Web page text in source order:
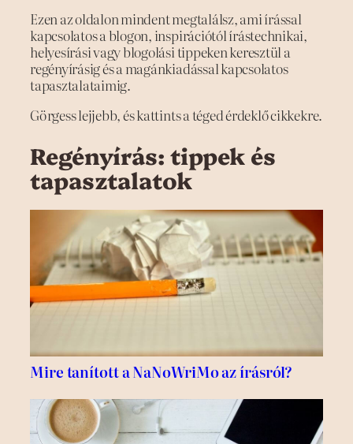
Ezen az oldalon mindent megtalálsz, ami írással
kapcsolatos a blogon, inspirációtól írástechnikai,
helyesírási vagy blogolási tippeken keresztül a
regényírásig és a magánkiadással kapcsolatos
tapasztalataimig.
Görgess lejjebb, és kattints a téged érdeklő cikkekre.
Regényírás: tippek és
tapasztalatok
Mire tanított a NaNoWriMo az írásról?